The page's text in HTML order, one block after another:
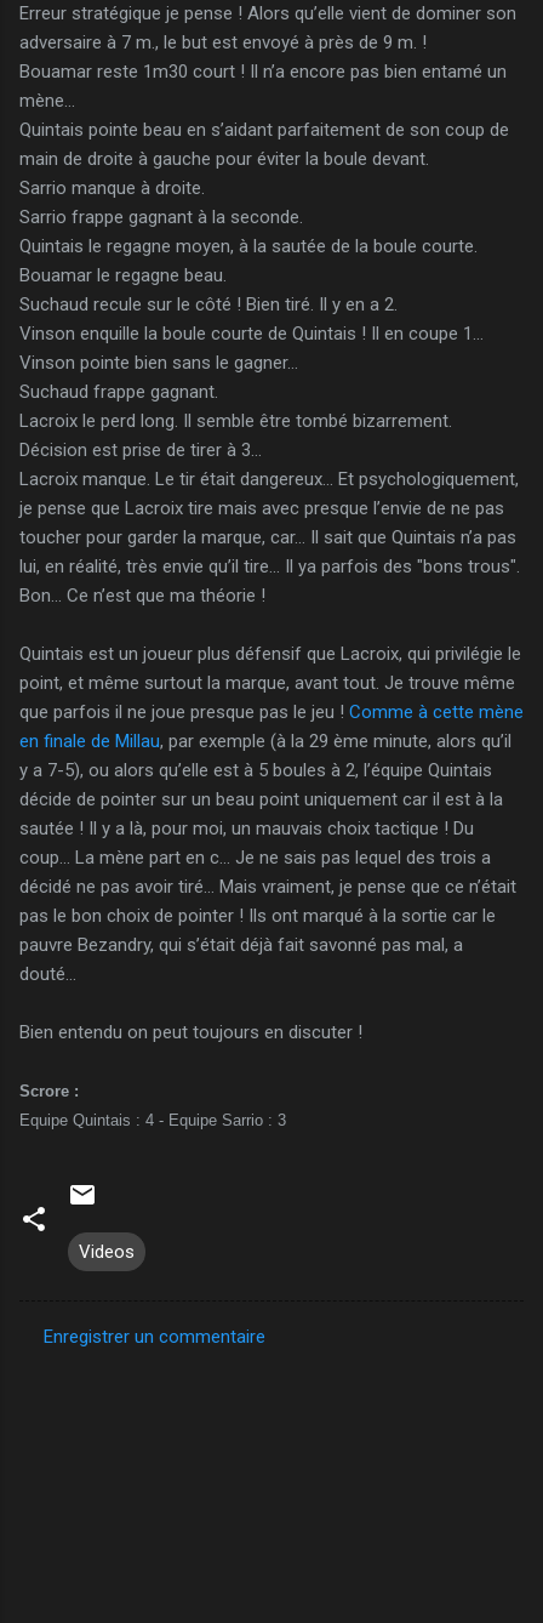
Erreur stratégique je pense ! Alors qu’elle vient de dominer son
adversaire à 7 m., le but est envoyé à près de 9 m. !
Bouamar reste 1m30 court ! Il n’a encore pas bien entamé un
mène…
Quintais pointe beau en s’aidant parfaitement de son coup de
main de droite à gauche pour éviter la boule devant.
Sarrio manque à droite.
Sarrio frappe gagnant à la seconde.
Quintais le regagne moyen, à la sautée de la boule courte.
Bouamar le regagne beau.
Suchaud recule sur le côté ! Bien tiré. Il y en a 2.
Vinson enquille la boule courte de Quintais ! Il en coupe 1…
Vinson pointe bien sans le gagner…
Suchaud frappe gagnant.
Lacroix le perd long. Il semble être tombé bizarrement.
Décision est prise de tirer à 3…
Lacroix manque. Le tir était dangereux… Et psychologiquement,
je pense que Lacroix tire mais avec presque l’envie de ne pas
toucher pour garder la marque, car… Il sait que Quintais n’a pas
lui, en réalité, très envie qu’il tire… Il ya parfois des "bons trous".
Bon… Ce n’est que ma théorie !
Quintais est un joueur plus défensif que Lacroix, qui privilégie le
point, et même surtout la marque, avant tout. Je trouve même
que parfois il ne joue presque pas le jeu ! Comme à cette mène
en finale de Millau, par exemple (à la 29 ème minute, alors qu’il
y a 7-5), ou alors qu’elle est à 5 boules à 2, l’équipe Quintais
décide de pointer sur un beau point uniquement car il est à la
sautée ! Il y a là, pour moi, un mauvais choix tactique ! Du
coup… La mène part en c... Je ne sais pas lequel des trois a
décidé ne pas avoir tiré… Mais vraiment, je pense que ce n’était
pas le bon choix de pointer ! Ils ont marqué à la sortie car le
pauvre Bezandry, qui s’était déjà fait savonné pas mal, a
douté…
Bien entendu on peut toujours en discuter !
Scrore :
Equipe Quintais : 4 - Equipe Sarrio : 3
Videos
Enregistrer un commentaire